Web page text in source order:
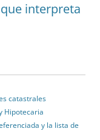
interpreta
catastrales
Hipotecaria
y la lista de